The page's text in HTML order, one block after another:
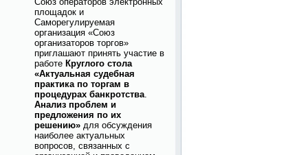
площадок и
Саморегулируемая
организация «Союз
организаторов торгов»
приглашают принять участие в
работе Круглого стола
«Актуальная судебная
практика по торгам в
процедурах банкротства.
Анализ проблем и
предложения по их
решению» для обсуждения
наиболее актуальных
вопросов, связанных с